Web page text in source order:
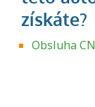
Obsluha
Projděte